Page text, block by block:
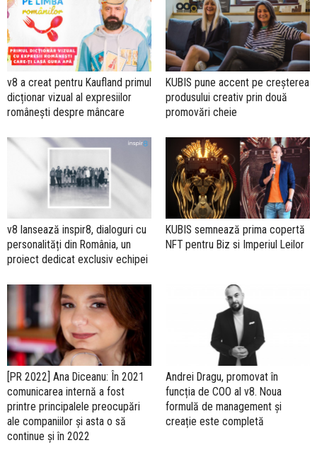
v8 a creat pentru Kaufland primul
dicționar vizual al expresiilor
românești despre mâncare
KUBIS pune accent pe creșterea
produsului creativ prin două
promovări cheie
v8 lansează inspir8, dialoguri cu
personalități din România, un
proiect dedicat exclusiv echipei
KUBIS semnează prima copertă
NFT pentru Biz si Imperiul Leilor
[PR 2022] Ana Diceanu: În 2021
comunicarea internă a fost
printre principalele preocupări
ale companiilor și asta o să
continue și în 2022
Andrei Dragu, promovat în
funcția de COO al v8. Noua
formulă de management și
creație este completă